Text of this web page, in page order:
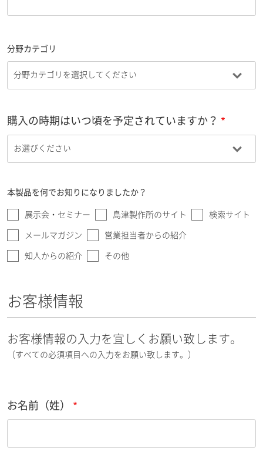
分野カテゴリ
購入の時期はいつ頃を予定されていますか？
本製品を何でお知りになりましたか？
展示会・セミナー 島津製作所のサイト 検索サイト
メールマガジン 営業担当者からの紹介
知人からの紹介 その他
お客様情報
お客様情報の入力を宜しくお願い致します。
（すべての必須項目への入力をお願い致します。）
お名前（姓）